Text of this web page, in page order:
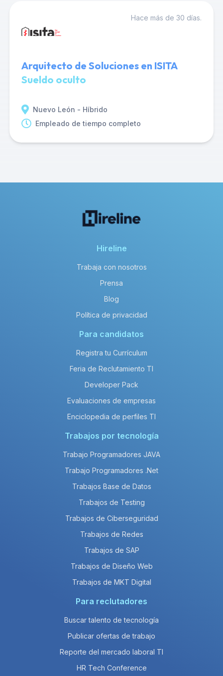
Hace más de 30 días.
Arquitecto de Soluciones en ISITA
Sueldo oculto
Nuevo León - Híbrido
Empleado de tiempo completo
Hireline
Trabaja con nosotros
Prensa
Blog
Política de privacidad
Para candidatos
Registra tu Currículum
Feria de Reclutamiento TI
Developer Pack
Evaluaciones de empresas
Enciclopedia de perfiles TI
Trabajos por tecnología
Trabajo Programadores JAVA
Trabajo Programadores .Net
Trabajos Base de Datos
Trabajos de Testing
Trabajos de Ciberseguridad
Trabajos de Redes
Trabajos de SAP
Trabajos de Diseño Web
Trabajos de MKT Digital
Para reclutadores
Buscar talento de tecnología
Publicar ofertas de trabajo
Reporte del mercado laboral TI
HR Tech Conference